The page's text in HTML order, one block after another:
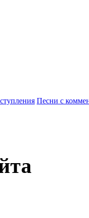
Песни с